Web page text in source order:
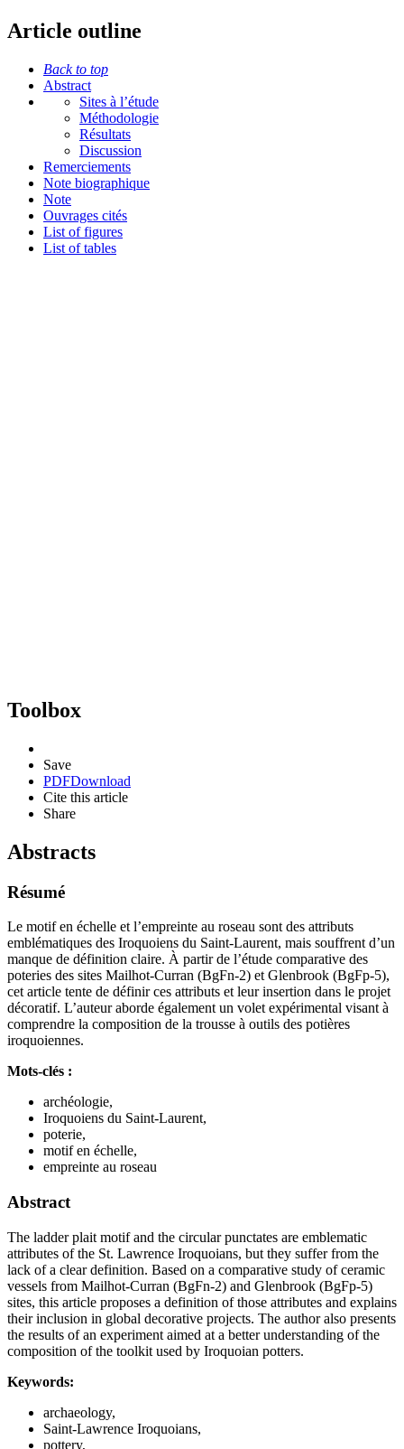
Article outline
Back to top
Abstract
Sites à l’étude
Méthodologie
Résultats
Discussion
Remerciements
Note biographique
Note
Ouvrages cités
List of figures
List of tables
Toolbox
Save
PDFDownload
Cite this article
Share
Abstracts
Résumé
Le motif en échelle et l’empreinte au roseau sont des attributs
emblématiques des Iroquoiens du Saint-Laurent, mais souffrent d’un
manque de définition claire. À partir de l’étude comparative des
poteries des sites Mailhot-Curran (BgFn-2) et Glenbrook (BgFp-5),
cet article tente de définir ces attributs et leur insertion dans le projet
décoratif. L’auteur aborde également un volet expérimental visant à
comprendre la composition de la trousse à outils des potières
iroquoiennes.
Mots-clés :
archéologie,
Iroquoiens du Saint-Laurent,
poterie,
motif en échelle,
empreinte au roseau
Abstract
The ladder plait motif and the circular punctates are emblematic
attributes of the St. Lawrence Iroquoians, but they suffer from the
lack of a clear definition. Based on a comparative study of ceramic
vessels from Mailhot-Curran (BgFn-2) and Glenbrook (BgFp-5)
sites, this article proposes a definition of those attributes and explains
their inclusion in global decorative projects. The author also presents
the results of an experiment aimed at a better understanding of the
composition of the toolkit used by Iroquoian potters.
Keywords:
archaeology,
Saint-Lawrence Iroquoians,
pottery,